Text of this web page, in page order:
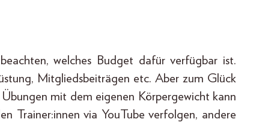
welches Budget dafür verfügbar ist.
Mitgliedsbeiträgen etc. Aber zum Glück
mit dem eigenen Körpergewicht kann
Trainer:innen via YouTube verfolgen, andere